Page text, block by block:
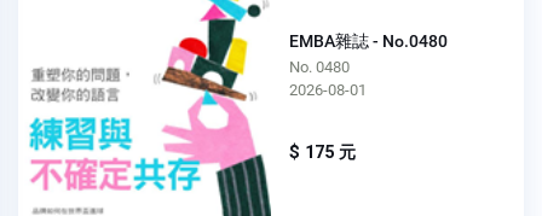
EMBA雜誌 - No.0480
No. 0480
2026-08-01
$ 175 元